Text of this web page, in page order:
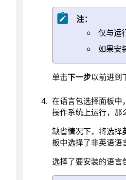
注：
仅与运
如果安
单击下一步以前进到
在语言包选择面板中
操作系统上运行，那
缺省情况下，将选择
板中选择了非英语语
选择了要安装的语言